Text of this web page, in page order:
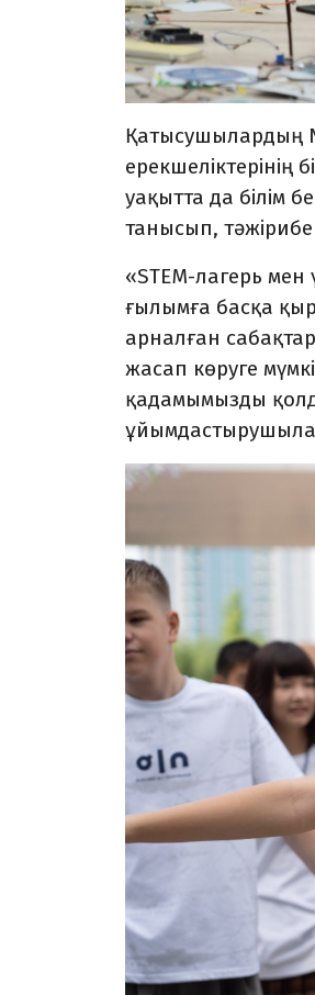
Қатысушылардың
уақытта да білім
танысып,
«STEM-лагерь мен
ғылымға басқа
арналған
жасап көруге
қадамымызды